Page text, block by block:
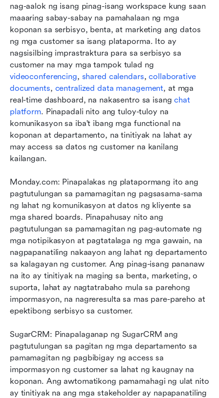
nag-aalok ng isang pinag-isang workspace kung saan
maaaring sabay-sabay na pamahalaan ng mga
koponan sa serbisyo, benta, at marketing ang datos
ng mga customer sa isang plataporma. Ito ay
nagsisilbing imprastraktura para sa serbisyo sa
videoconferencing, shared calendars, collaborative
documents, centralized data management, at mga
real-time dashboard, na nakasentro sa isang chat
platform. Pinapadali nito ang tuloy-tuloy na
komunikasyon sa iba't ibang mga functional na
koponan at departamento, na tinitiyak na lahat ay
may access sa datos ng customer na kanilang
kailangan.
Monday.com: Pinapalakas ng platapormang ito ang
pagtutulungan sa pamamagitan ng pagsasama-sama
ng lahat ng komunikasyon at datos ng kliyente sa
mga shared boards. Pinapahusay nito ang
pagtutulungan sa pamamagitan ng pag-automate ng
mga notipikasyon at pagtatalaga ng mga gawain, na
nagpapanatiling nakaayon ang lahat ng departamento
sa kalagayan ng customer. Ang pinag-isang pananaw
na ito ay tinitiyak na maging sa benta, marketing, o
suporta, lahat ay nagtatrabaho mula sa parehong
impormasyon, na nagreresulta sa mas pare-pareho at
epektibong serbisyo sa customer.
SugarCRM: Pinapalaganap ng SugarCRM ang
pagtutulungan sa pagitan ng mga departamento sa
pamamagitan ng pagbibigay ng access sa
impormasyon ng customer sa lahat ng kaugnay na
koponan. Ang awtomatikong pamamahagi ng ulat nito
ay tinitiyak na ang mga stakeholder ay napapanatiling